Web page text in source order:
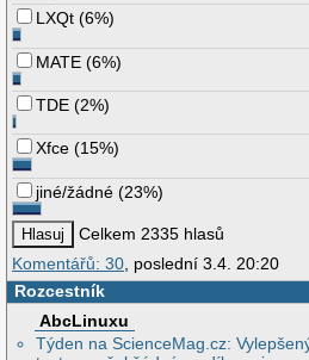
LXQt (6%)
MATE (6%)
TDE (2%)
Xfce (15%)
jiné/žádné (23%)
Celkem 2335 hlasů
Komentářů: 30, poslední 3.4. 20:20
Rozcestník
AbcLinuxu
Týden na ScienceMag.cz: